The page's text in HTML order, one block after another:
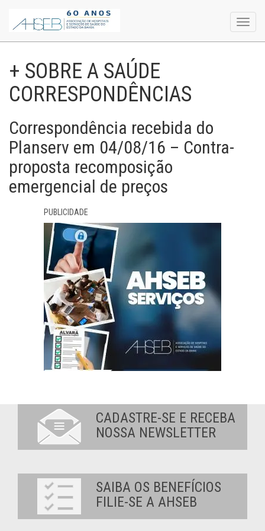
+ SOBRE A SAÚDE
CORRESPONDÊNCIAS
Correspondência recebida do
Planserv em 04/08/16 – Contra-
proposta recomposição
emergencial de preços
PUBLICIDADE
CADASTRE-SE E RECEBA
NOSSA NEWSLETTER
SAIBA OS BENEFÍCIOS
FILIE-SE A AHSEB